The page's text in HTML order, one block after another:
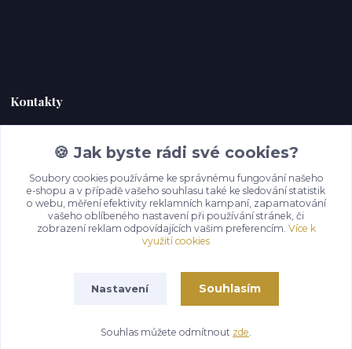
Kontakty
Zákaznická podpora Hoky kůže
+420 732 292 232
(Po-Pá, 9-18 hod.)
info@hoky-kuze.cz
Vytvořeno na Eshop-rychle.cz
🍪 Jak byste rádi své cookies?
Soubory cookies používáme ke správnému fungování našeho
e-shopu a v případě vašeho souhlasu také ke sledování statistik
o webu, měření efektivity reklamních kampaní, zapamatování
vašeho oblíbeného nastavení při používání stránek, či
zobrazení reklam odpovídajících vašim preferencím. Více k
využití cookies
Nastavení Souhlasím
Souhlas můžete odmítnout zde